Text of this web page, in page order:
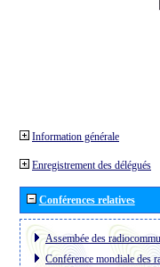
Information générale
Enregistrement des délégués
Conférences relatives
Assembée des
Conférence mondiale des